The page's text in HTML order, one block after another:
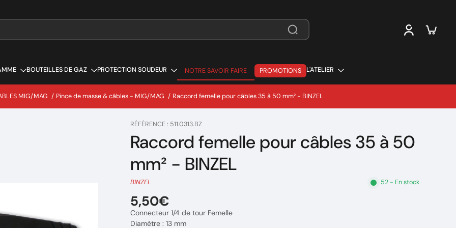
BOUTEILLES DE GAZ PROTECTION SOUDEUR
NOTRE SAVOIR FAIRE
NOTRE SAVOIR FAIRE
PROMOTIONS L'ATELIER
MIG/MAG / Pince de masse & câbles - MIG/MAG / Raccord femelle pour câbles 35 à 50 mm² - BINZEL
RÉFÉRENCE : 511.0313.BZ
Raccord femelle pour câbles 35 à 50
mm² - BINZEL
BINZEL 52 - En stock
5,50€
Connecteur 1/4 de tour Femelle
Diamètre : 13 mm